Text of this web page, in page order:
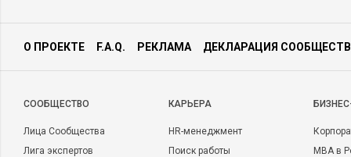
О ПРОЕКТЕ F.A.Q. РЕКЛАМА ДЕКЛАРАЦИЯ
CООБЩЕСТВО
Лица Сообщества
Лига экспертов
КАРЬЕРА
HR-менеджмент
Поиск работы
MBA в